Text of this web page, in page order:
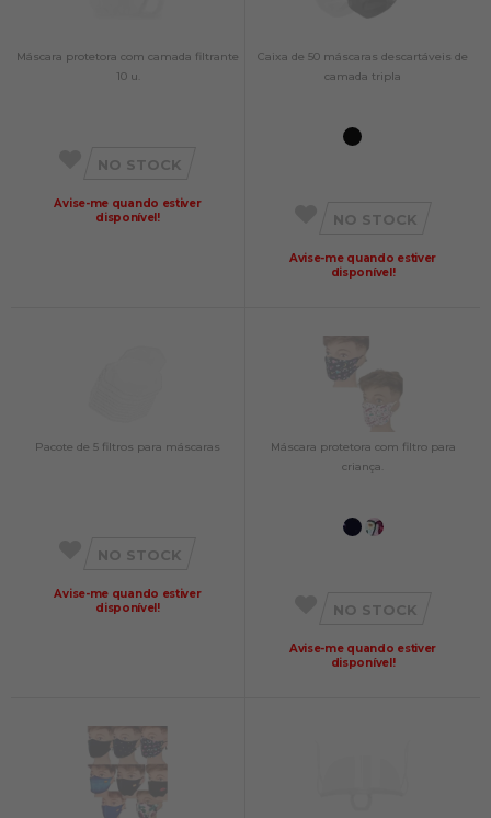
Máscara protetora com camada filtrante
10 u.
NO STOCK
Avise-me quando estiver
disponível!
Caixa de 50 máscaras descartáveis de
camada tripla
NO STOCK
Avise-me quando estiver
disponível!
Pacote de 5 filtros para máscaras
NO STOCK
Avise-me quando estiver
disponível!
Máscara protetora com filtro para
criança.
NO STOCK
Avise-me quando estiver
disponível!